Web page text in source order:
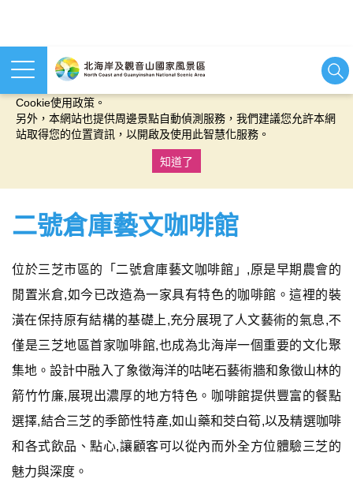
本網站使用cookies等相關技術以持續優化網站服務，並有助於為
Cookie使用政策。
另外，本網站也提供周邊景點自動偵測服務，我們建議您允許本網
站取得您的位置資訊，以開啟及使用此智慧化服務。
知道了
二號倉庫藝文咖啡館
位於三芝市區的「二號倉庫藝文咖啡館」,原是早期農會的
閒置米倉,如今已改造為一家具有特色的咖啡館。這裡的裝
潢在保持原有結構的基礎上,充分展現了人文藝術的氣息,不
僅是三芝地區首家咖啡館,也成為北海岸一個重要的文化聚
集地。設計中融入了象徵海洋的咕咾石藝術牆和象徵山林的
箭竹竹廉,展現出濃厚的地方特色。咖啡館提供豐富的餐點
選擇,結合三芝的季節性特產,如山藥和茭白筍,以及精選咖啡
和各式飲品、點心,讓顧客可以從內而外全方位體驗三芝的
魅力與深度。